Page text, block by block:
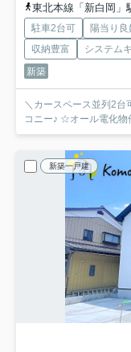
東北本線「新白岡」
駐車2台可 陽当り良
収納豊富
システム
新築
＼カースペース並列2台
新築一戸建